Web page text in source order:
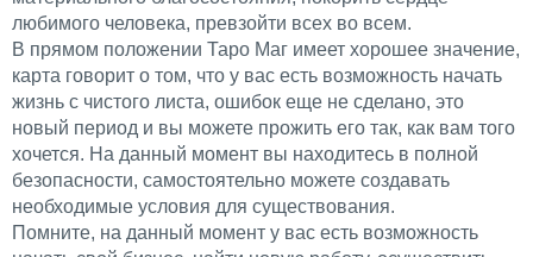
любимого человека, превзойти всех во всем.
В прямом положении Таро Маг имеет хорошее значение,
карта говорит о том, что у вас есть возможность начать
жизнь с чистого листа, ошибок еще не сделано, это
новый период и вы можете прожить его так, как вам того
хочется. На данный момент вы находитесь в полной
безопасности, самостоятельно можете создавать
необходимые условия для существования.
Помните, на данный момент у вас есть возможность